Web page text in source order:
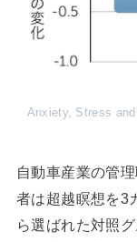
Anxiety, Stress
自動車産業の管
者は超越瞑想を3
ら選ばれた対照